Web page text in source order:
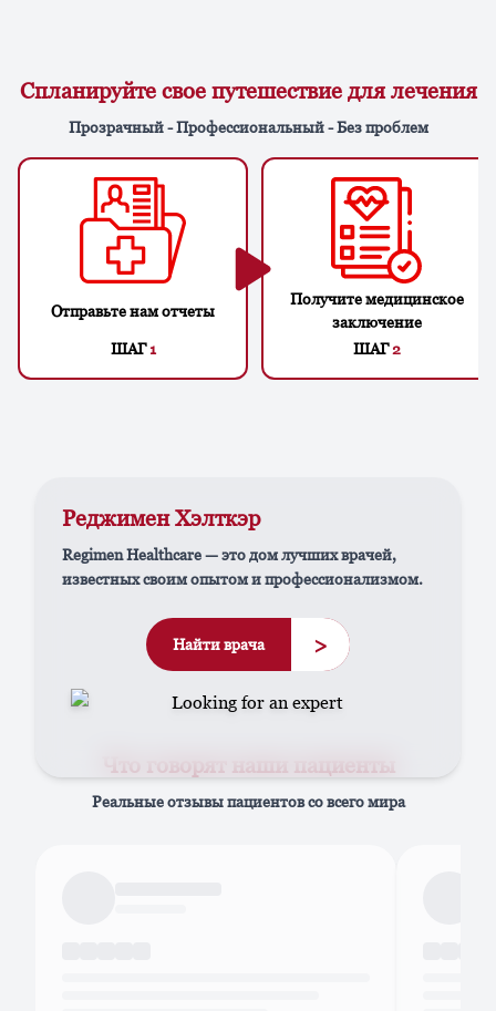
Спланируйте свое путешествие для лечения
Прозрачный - Профессиональный - Без проблем
Отправьте нам отчеты
ШАГ1
Получите медицинское
заключение
ШАГ2
Реджимен Хэлткэр
Regimen Healthcare — это дом лучших врачей,
известных своим опытом и профессионализмом.
Найти врача >
Что говорят наши пациенты
Реальные отзывы пациентов со всего мира